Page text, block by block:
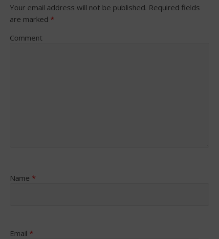
Your email address will not be published. Required fields
are marked *
Comment
Name *
Email *